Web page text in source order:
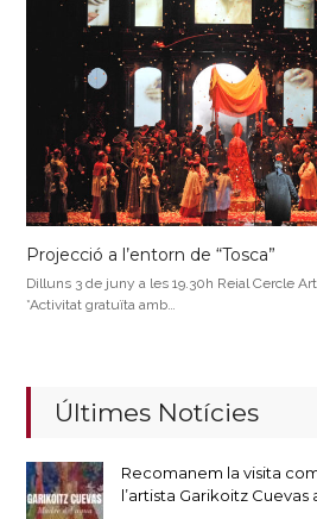
Projecció a l’entorn de “Tosca”
Dilluns 3 de juny a les 19.30h Reial Cercle
*Activitat gratuïta amb…
Últimes Notícies
Recomanem la visita
l’artista Garikoitz Cuevas